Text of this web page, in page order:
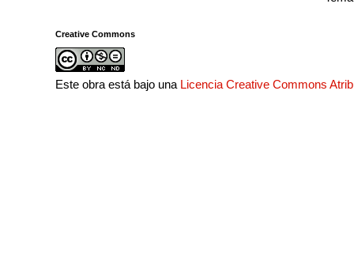
Creative Commons
Este obra está bajo una Licencia Creative Commons